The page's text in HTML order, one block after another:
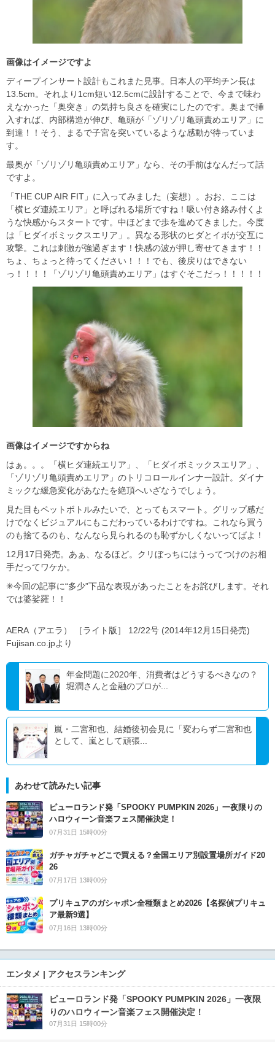
画像はイメージですよ
ディープインサート設計もこれまた見事。日本人の平均チン長は
13.5cm。それより1cm短い12.5cmに設計することで、今まで味わ
えなかった「奥突き」の気持ち良さを確実にしたのです。奥まで挿
入すれば、内部構造が伸び、亀頭が「ゾリゾリ亀頭責めエリア」に
到達！！そう、まるで子宮を突いているような感動が待っていま
す。
最奥が「ゾリゾリ亀頭責めエリア」なら、その手前はなんだって話
ですよ。
「THE CUP AIR FIT」に入ってみました（妄想）。おお、ここは
「横ヒダ連続エリア」と呼ばれる場所ですね！吸い付き絡み付くよ
うな快感からスタートです。中ほどまで歩を進めてきました。今度
は「ヒダイボミックスエリア」。異なる形状のヒダとイボが交互に
攻撃。これは刺激が強過ぎます！快感の波が押し寄せてきます！！
ちょ、ちょっと待ってください！！！でも、後戻りはできない
っ！！！！「ゾリゾリ亀頭責めエリア」はすぐそこだっ！！！！！
画像はイメージですからね
はぁ。。。「横ヒダ連続エリア」、「ヒダイボミックスエリア」、
「ゾリゾリ亀頭責めエリア」のトリコロールインナー設計。ダイナ
ミックな緩急変化があなたを絶頂へいざなうでしょう。
見た目もペットボトルみたいで、とってもスマート。グリップ感だ
けでなくビジュアルにもこだわっているわけですね。これなら買う
のも捨てるのも、なんなら見られるのも恥ずかしくないってばよ！
12月17日発売。あぁ、なるほど。クリぼっちにはうってつけのお相
手だってワケか。
✳︎今回の記事に“多少”下品な表現があったことをお詫びします。それ
では婆娑羅！！
AERA（アエラ） ［ライト版］ 12/22号 (2014年12月15日発売)
Fujisan.co.jpより
年金問題に2020年、消費者はどうするべきなの？
堀潤さんと金融のプロが...
嵐・二宮和也、結婚後初会見に「変わらず二宮和也
として、嵐として頑張...
あわせて読みたい記事
ピューロランド発「SPOOKY PUMPKIN 2026」一夜限りの
ハロウィーン音楽フェス開催決定！
07月31日 15時00分
ガチャガチャどこで買える？全国エリア別設置場所ガイド20
26
07月17日 13時00分
プリキュアのガシャポン全種類まとめ2026【名探偵プリキュ
ア最新9選】
07月16日 13時00分
エンタメ | アクセスランキング
ピューロランド発「SPOOKY PUMPKIN 2026」一夜限
りのハロウィーン音楽フェス開催決定！
07月31日 15時00分